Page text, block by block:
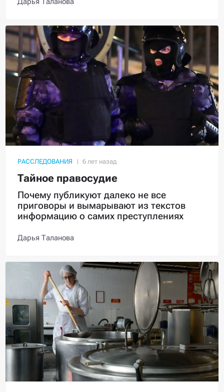
РАССЛЕДОВАНИЯ
Тайное правосудие
Почему публикуют далеко не все
приговоры и вымарывают из текстов
информацию о самих преступлениях
Дарья Таланова